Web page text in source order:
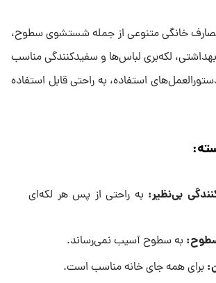
خانگی متنوعی از جمله شستشوی سطوح،
لکه‌بری لباس‌ها و سفیدکنندگی مناسب
استفاده، به راحتی قابل استفاده
بی‌نظیر: به راحتی از پس هر لکه‌ای
: به سطوح آسیب نمی‌رساند.
: برای همه جای خانه مناسب است.